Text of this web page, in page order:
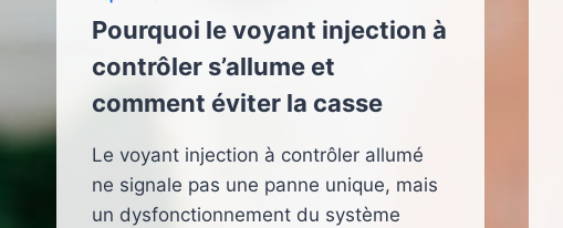
Pourquoi le voyant injection à
contrôler s’allume et
comment éviter la casse
Le voyant injection à contrôler allumé
ne signale pas une panne unique, mais
un dysfonctionnement du système